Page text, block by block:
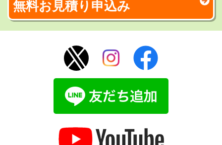
無料お見積り申込み